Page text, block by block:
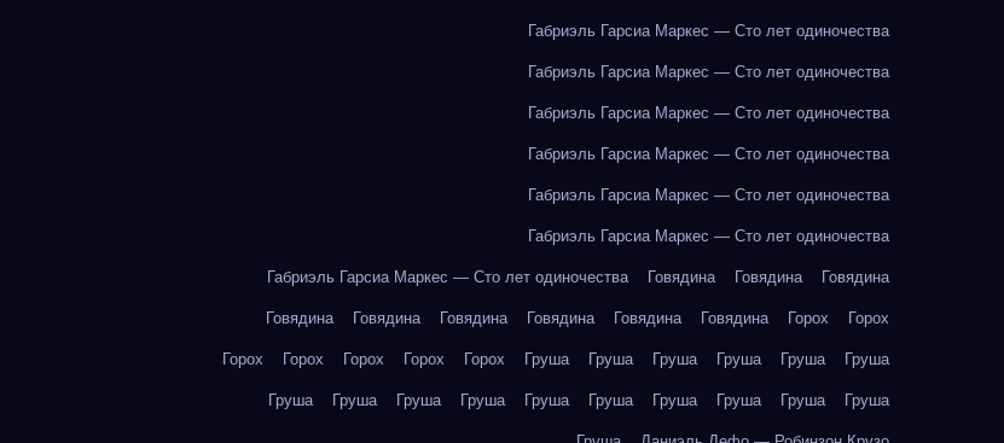
Габриэль Гарсиа Маркес — Сто лет одиночества
Габриэль Гарсиа Маркес — Сто лет одиночества
Габриэль Гарсиа Маркес — Сто лет одиночества
Габриэль Гарсиа Маркес — Сто лет одиночества
Габриэль Гарсиа Маркес — Сто лет одиночества
Габриэль Гарсиа Маркес — Сто лет одиночества
Габриэль Гарсиа Маркес — Сто лет одиночества Говядина Говядина Говядина
Говядина Говядина Говядина Говядина Говядина Говядина Горох Горох
Горох Горох Горох Горох Горох Груша Груша Груша Груша Груша Груша
Груша Груша Груша Груша Груша Груша Груша Груша Груша Груша